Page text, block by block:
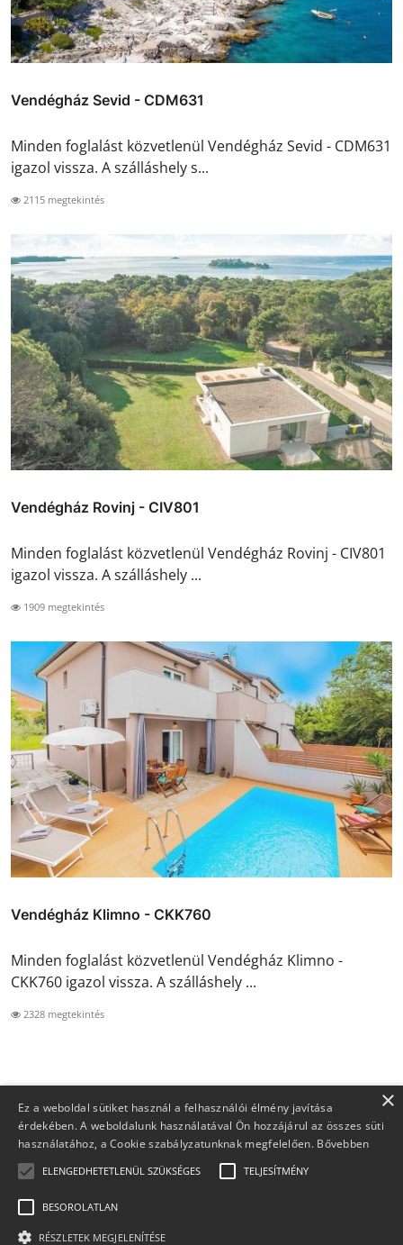
Vendégház Sevid - CDM631
Minden foglalást közvetlenül Vendégház Sevid - CDM631
igazol vissza. A szálláshely s...
2115 megtekintés
Vendégház Rovinj - CIV801
Minden foglalást közvetlenül Vendégház Rovinj - CIV801
igazol vissza. A szálláshely ...
1909 megtekintés
Vendégház Klimno - CKK760
Minden foglalást közvetlenül Vendégház Klimno -
CKK760 igazol vissza. A szálláshely ...
2328 megtekintés
Copyright 2026 Foglaljma.hu - Minden jog fenntartva.
×
Ez a weboldal sütiket használ a felhasználói élmény javítása
érdekében. A weboldalunk használatával Ön hozzájárul az összes süti
használatához, a Cookie szabályzatunknak megfelelően. Bővebben
ELENGEDHETETLENÜL SZÜKSÉGES TELJESÍTMÉNY
BESOROLATLAN
RÉSZLETEK MEGJELENÍTÉSE